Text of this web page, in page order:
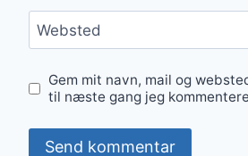
Websted
Gem mit navn, mail og
til næste gang jeg